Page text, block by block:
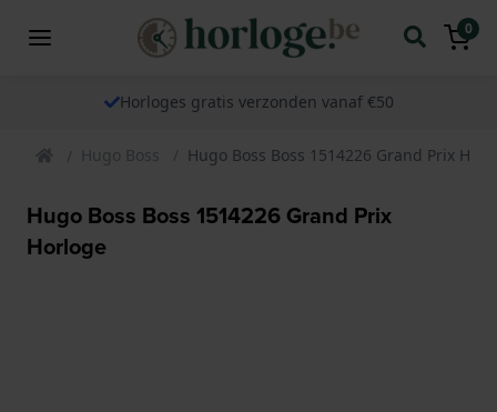
0
Horloges gratis verzonden vanaf €50
Hugo Boss Hugo Boss Boss 1514226 Grand Prix
Hugo Boss Boss 1514226 Grand Prix
Horloge